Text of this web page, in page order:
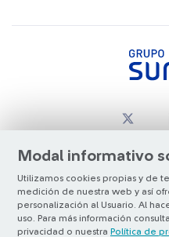
Modal informativo
Utilizamos cookies propias y de
medición de nuestra web y así
personalización al Usuario. Al
uso. Para más información
privacidad o nuestra Política de
© Copyright